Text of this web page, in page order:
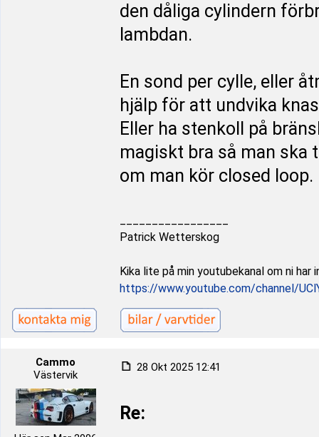
den dåliga cylindern
lambdan.
En sond per cylle, eller
hjälp för att undvika
Eller ha stenkoll på
magiskt bra så man ska
om man kör closed loop.
Patrick Wetterskog
Kika lite på min youtubekanal om ni
https://www.youtube.com/channel/
Cammo
Västervik
28 Okt 2025 12:41
Re: